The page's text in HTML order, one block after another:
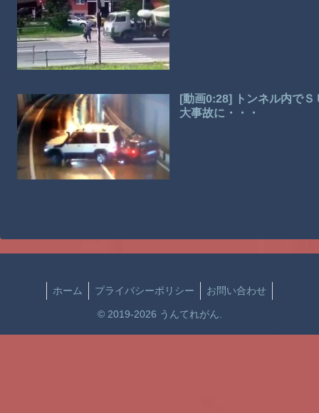
[動画0:28] トンネル内で
大事故に・・・
ホーム プライバシーポリシー お問い合わせ
© 2019-2026 うんてれがん.